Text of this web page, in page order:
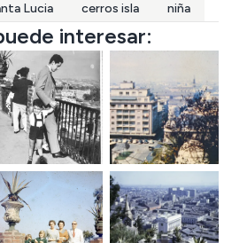
Lucia cerros isla niña
interesar: